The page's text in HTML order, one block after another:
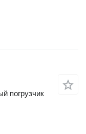
погрузчик